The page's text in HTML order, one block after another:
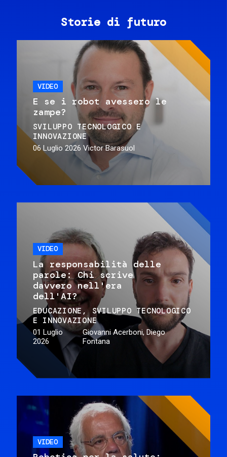
Storie di futuro
VIDEO
E se i robot avessero le
zampe?
SVILUPPO TECNOLOGICO E
INNOVAZIONE
06 Luglio 2026 Victor Barasuol
VIDEO
La responsabilità delle
parole: Chi scrive
davvero nell'era
dell'AI?
EDUCAZIONE
SVILUPPO TECNOLOGICO
E INNOVAZIONE
01 Luglio
2026
Giovanni Acerboni, Diego
Fontana
VIDEO